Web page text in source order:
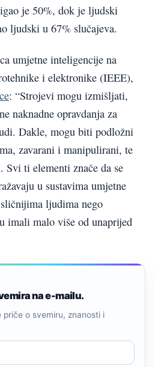
je 50%, dok je ljudski
ljudski u 67% slučajeva.
umjetne inteligencije na
i elektronike (IEEE),
: “Strojevi mogu izmišljati,
naknadne opravdanja za
Dakle, mogu biti podložni
zavarani i manipulirani, te
Svi ti elementi znače da se
u sustavima umjetne
ljudima nego
imali malo više od unaprijed
na e-mailu.
priče o svemiru, znanosti i